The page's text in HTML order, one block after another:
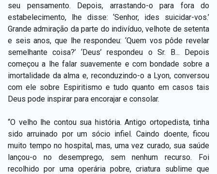
seu pensamento. Depois, arrastando-o para fora do
estabelecimento, lhe disse: ‘Senhor, ides suicidar-vos.’
Grande admiração da parte do indivíduo, velhote de setenta
e seis anos, que lhe respondeu: ‘Quem vos pôde revelar
semelhante coisa?’ ‘Deus’ respondeu o Sr. B... Depois
começou a lhe falar suavemente e com bondade sobre a
imortalidade da alma e, reconduzindo-o a Lyon, conversou
com ele sobre Espiritismo e tudo quanto em casos tais
Deus pode inspirar para encorajar e consolar.
“O velho lhe contou sua história. Antigo ortopedista, tinha
sido arruinado por um sócio infiel. Caindo doente, ficou
muito tempo no hospital, mas, uma vez curado, sua saúde
lançou-o no desemprego, sem nenhum recurso. Foi
recolhido por uma operária pobre, criatura sublime que